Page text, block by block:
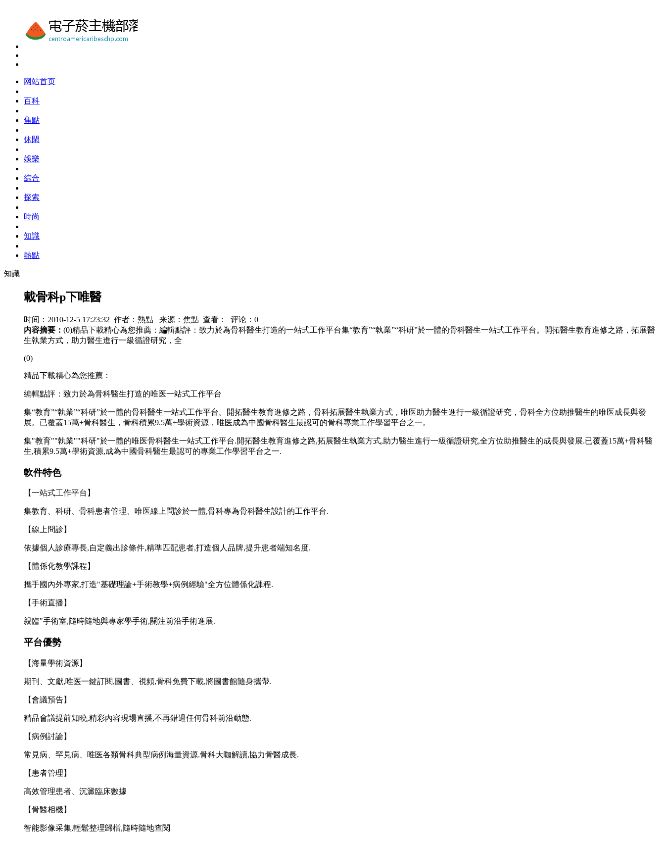
网站首页
百科
焦點
休閑
娛樂
綜合
探索
時尚
知識
熱點
知識
載骨科p下唯醫
时间：2010-12-5 17:23:32 作者：熱點 来源：焦點 查看：
评论：0
内容摘要： (0)精品下載精心為您推薦：編輯點評：致力於為骨科醫生打造的一站式工作平台集“教育”“執業”“科研”於一體的骨科醫生一站式工作平台。開拓醫生教育進修之路，拓展醫
生執業方式，助力醫生進行一級循證研究，全
(0)
精品下載精心為您推薦：
編輯點評：致力於為骨科醫生打造的唯医一站式工作平台
集“教育”“執業”“科研”於一體的骨科醫生一站式工作平台。開拓醫生教育進修之路，骨科拓展醫生執業方式，唯医助力醫生進行一級循證研究，骨科全方位助推醫生的唯医成長與發
展。已覆蓋15萬+骨科醫生，骨科積累9.5萬+學術資源，唯医成為中國骨科醫生最認可的骨科專業工作學習平台之一。
集"教育""執業""科研"於一體的唯医骨科醫生一站式工作平台.開拓醫生教育進修之路,拓展醫生執業方式,助力醫生進行一級循證研究,全方位助推醫生的成長與發展.已覆蓋15萬+骨科醫
生,積累9.5萬+學術資源,成為中國骨科醫生最認可的專業工作學習平台之一.
軟件特色
【一站式工作平台】
集教育、科研、骨科患者管理、唯医線上問診於一體,骨科專為骨科醫生設計的工作平台.
【線上問診】
依據個人診療專長,自定義出診條件,精準匹配患者,打造個人品牌,提升患者端知名度.
【體係化教學課程】
攜手國內外專家,打造"基礎理論+手術教學+病例經驗"全方位體係化課程.
【手術直播】
親臨"手術室,隨時隨地與專家學手術,關注前沿手術進展.
平台優勢
【海量學術資源】
期刊、文獻,唯医一鍵訂閱,圖書、視頻,骨科免費下載,將圖書館隨身攜帶.
【會議預告】
精品會議提前知曉,精彩內容現場直播,不再錯過任何骨科前沿動態.
【病例討論】
常見病、罕見病、唯医各類骨科典型病例海量資源.骨科大咖解讀,協力骨醫成長.
【患者管理】
高效管理患者、沉澱臨床數據
【骨醫相機】
智能影像采集,輕鬆整理歸檔,隨時隨地查閱